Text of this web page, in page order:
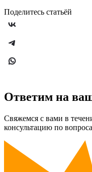
Поделитесь статьёй
Ответим на
Свяжемся с вами в
консультацию по